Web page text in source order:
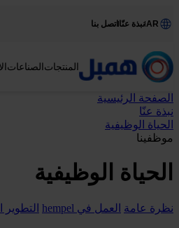
AR نبذة عنّا اتصل بنا
المنتجات الصناعات
الصفحة الرئيسية
نبذة عنّا
الحياة الوظيفية
موظفينا
الحياة الوظيفية
نظرة عامة العمل في hempel التطوير